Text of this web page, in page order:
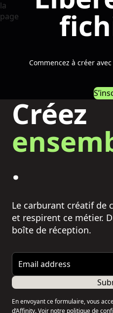
Commencez à créer
Créez
.
Le carburant créatif de
et respirent ce métier.
boîte de réception.
Email address
En envoyant ce formulaire, vous
d’Affinity. Voir notre politique de